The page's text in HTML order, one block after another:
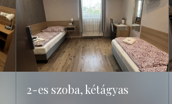
2-es szoba, kétágyas